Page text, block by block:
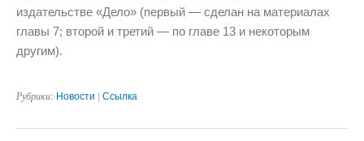
издательстве «Дело» (первый — сделан на материалах
главы 7; второй и третий — по главе 13 и некоторым
другим).
Рубрики: Новости | Ссылка